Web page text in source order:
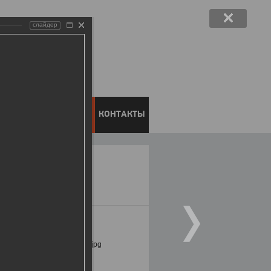
КОНТАКТЫ
слайдер